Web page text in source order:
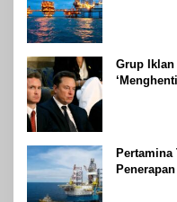
Grup
Pertamina